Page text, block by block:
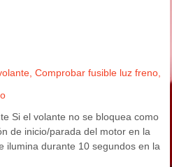
Comprobar fusible luz freno,
Si el volante no se bloquea como
de inicio/parada del motor en la
ilumina durante 10 segundos en la